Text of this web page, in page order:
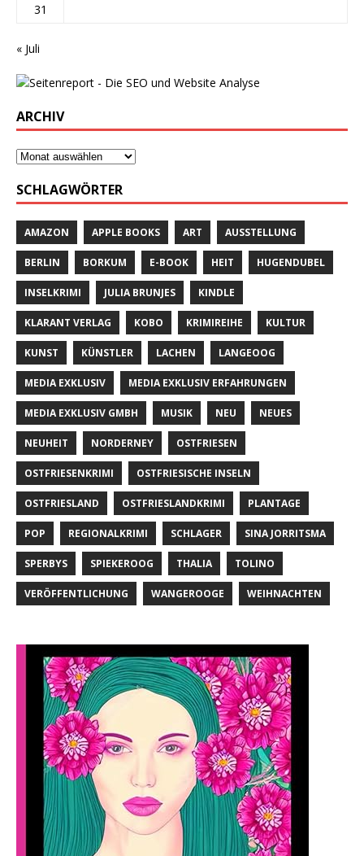
31
« Juli
ARCHIV
SCHLAGWÖRTER
AMAZON APPLE BOOKS ART AUSSTELLUNG
BERLIN BORKUM E-BOOK HEIT HUGENDUBEL
INSELKRIMI JULIA BRUNJES KINDLE
KLARANT VERLAG KOBO KRIMIREIHE KULTUR
KUNST KÜNSTLER LACHEN LANGEOOG
MEDIA EXKLUSIV MEDIA EXKLUSIV ERFAHRUNGEN
MEDIA EXKLUSIV GMBH MUSIK NEU NEUES
NEUHEIT NORDERNEY OSTFRIESEN
OSTFRIESENKRIMI OSTFRIESISCHE INSELN
OSTFRIESLAND OSTFRIESLANDKRIMI PLANTAGE
POP REGIONALKRIMI SCHLAGER SINA JORRITSMA
SPERBYS SPIEKEROOG THALIA TOLINO
VERÖFFENTLICHUNG WANGEROOGE WEIHNACHTEN